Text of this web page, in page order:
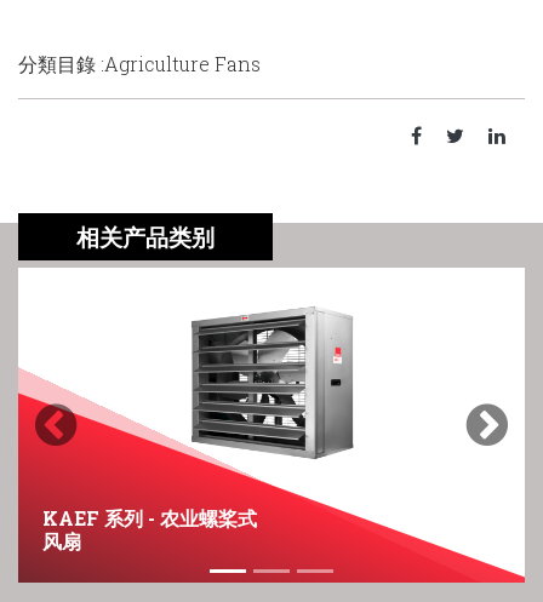
分類目錄 :Agriculture Fans
相关产品类别
KAEF 系列 - 农业螺桨式
风扇
Previous Next